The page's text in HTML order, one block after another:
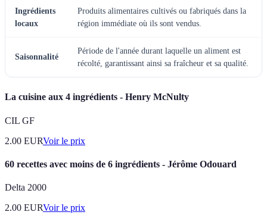
Ingrédients
locaux
Produits alimentaires cultivés ou fabriqués dans la
région immédiate où ils sont vendus.
Saisonnalité
Période de l'année durant laquelle un aliment est
récolté, garantissant ainsi sa fraîcheur et sa qualité.
La cuisine aux 4 ingrédients - Henry McNulty
CIL GF
2.00 EURVoir le prix
60 recettes avec moins de 6 ingrédients - Jérôme Odouard
Delta 2000
2.00 EURVoir le prix